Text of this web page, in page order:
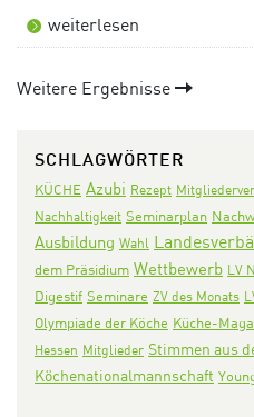
weiterlesen
Weitere Ergebnisse
SCHLAGWÖRTER
KÜCHE Azubi Rezept
Nachhaltigkeit Seminarplan
Ausbildung Wahl
dem Präsidium Wettbewerb LV
Digestif Seminare ZV des Monats
Olympiade der Köche Küche-
Hessen Mitglieder Stimmen aus
Köchenationalmannschaft